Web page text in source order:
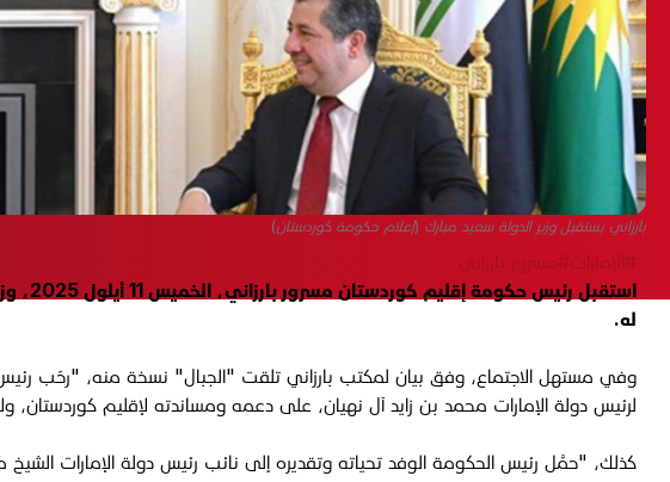
بارزاني يستقبل وزير الدولة سعيد مبارك (إعلام حكومة كوردستان)
#الإمارات#مسرور بارزاني
له.
وفي مستهل الاجتماع، وفق بيان لمكتب بارزاني تلقت "الجبال" نسخة منه، "رحّب رئيس
لرئيس دولة الإمارات محمد بن زايد آل نهيان، على دعمه ومساندته لإقليم كوردستان،
كذلك، "حمَّل رئيس الحكومة الوفد تحياته وتقديره إلى نائب رئيس دولة الإمارات